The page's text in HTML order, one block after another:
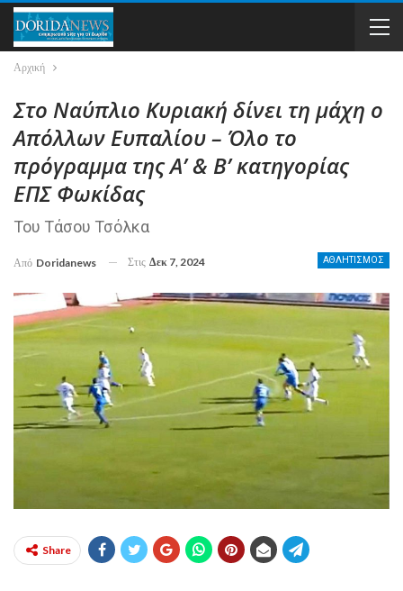
Αρχική
Στο Ναύπλιο Κυριακή δίνει τη μάχη ο
Απόλλων Ευπαλίου – Όλο το
πρόγραμμα της Α’ & Β’ κατηγορίας
ΕΠΣ Φωκίδας
Του Τάσου Τσόλκα
ΑΘΛΗΤΙΣΜΟΣ
Από Doridanews Στις Δεκ 7, 2024
Share